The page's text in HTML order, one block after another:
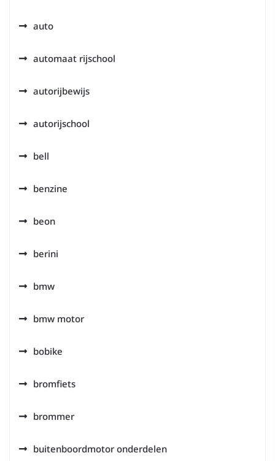
auto
automaat rijschool
autorijbewijs
autorijschool
bell
benzine
beon
berini
bmw
bmw motor
bobike
bromfiets
brommer
buitenboordmotor onderdelen